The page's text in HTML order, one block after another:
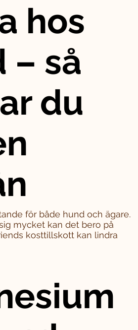
hos
– så
du
för både hund och ägare.
mycket kan det bero på
kosttillskott kan lindra